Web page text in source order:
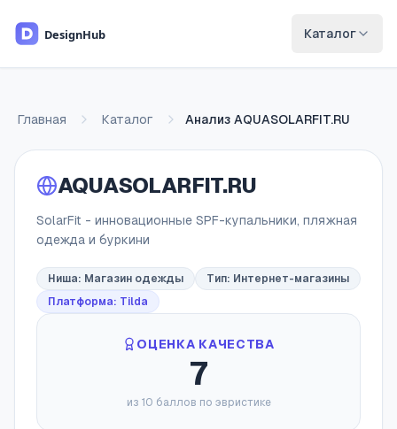
Каталог
Главная Каталог Анализ AQUASOLARFIT.RU
AQUASOLARFIT.RU
SolarFit - инновационные SPF-купальники, пляжная
одежда и буркини
Ниша: Магазин одежды Тип: Интернет-магазины
Платформа: Tilda
ОЦЕНКА КАЧЕСТВА
7
из 10 баллов по эвристике